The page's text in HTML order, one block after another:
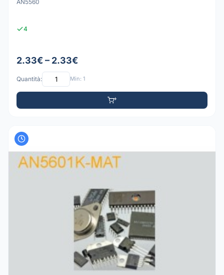
AN5560
4
2.33€ – 2.33€
Quantità: Min: 1